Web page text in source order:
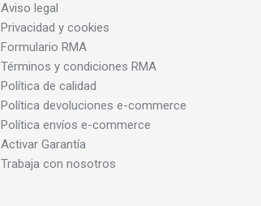
Aviso legal
Privacidad y cookies
Formulario RMA
Términos y condiciones RMA
Política de calidad
Política devoluciones e-commerce
Política envíos e-commerce
Activar Garantía
Trabaja con nosotros